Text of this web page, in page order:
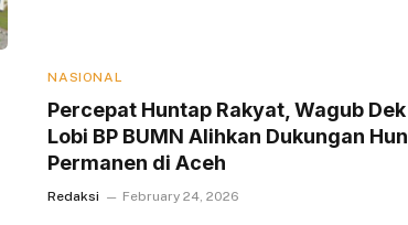
NASIONAL
Percepat Huntap Rakyat, Wagub
Lobi BP BUMN Alihkan Dukungan
Permanen di Aceh
Redaksi February 24, 2026